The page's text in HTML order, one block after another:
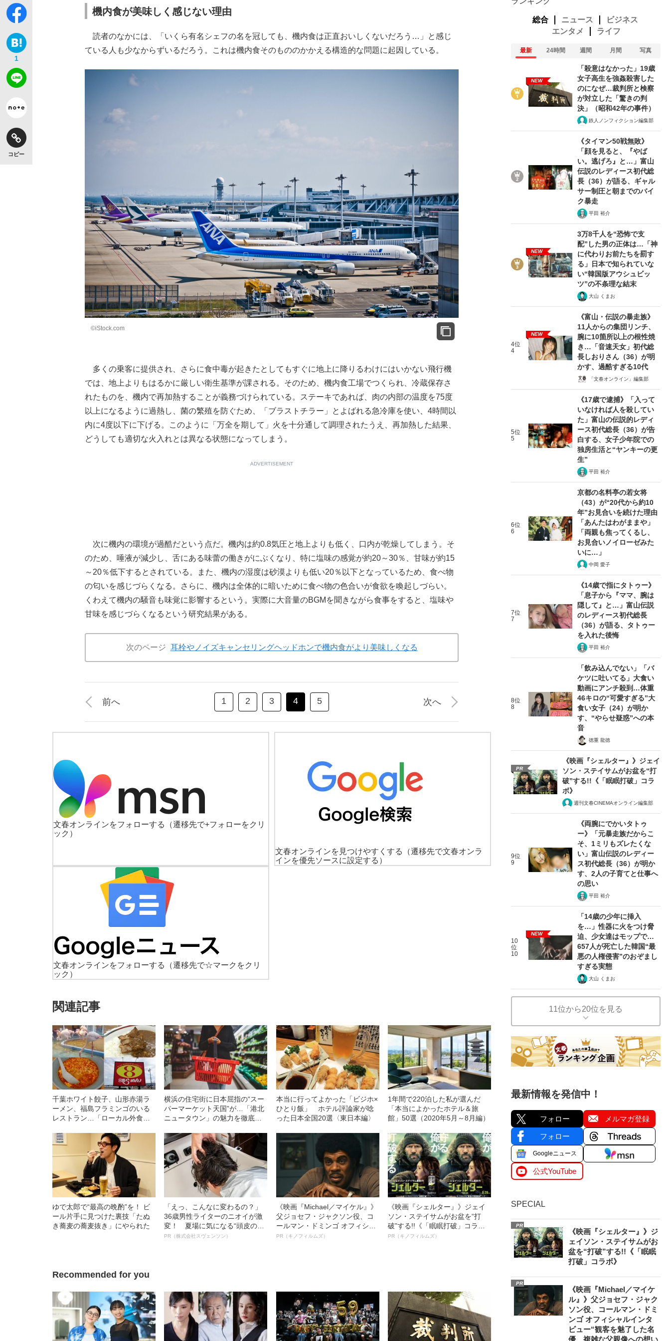
1
コピー
機内食が美味しく感じない理由
読者のなかには、「いくら有名シェフの名を冠しても、機内食は正直おいしくないだろう…」と感じ
ている人も少なからずいるだろう。これは機内食そのもののかかえる構造的な問題に起因している。
©iStock.com
多くの乗客に提供され、さらに食中毒が起きたとしてもすぐに地上に降りるわけにはいかない飛行機
では、地上よりもはるかに厳しい衛生基準が課される。そのため、機内食工場でつくられ、冷蔵保存さ
れたものを、機内で再加熱することが義務づけられている。ステーキであれば、肉の内部の温度を75度
以上になるように過熱し、菌の繁殖を防ぐため、「ブラストチラー」とよばれる急冷庫を使い、4時間以
内に4度以下に下げる。このように「万全を期して」火を十分通して調理されたうえ、再加熱した結果、
どうしても適切な火入れとは異なる状態になってしまう。
ADVERTISEMENT
次に機内の環境が過酷だという点だ。機内は約0.8気圧と地上よりも低く、口内が乾燥してしまう。そ
のため、唾液が減少し、舌にある味蕾の働きがにぶくなり、特に塩味の感覚が約20～30％、甘味が約15
～20％低下するとされている。また、機内の湿度は砂漠よりも低い20％以下となっているため、食べ物
の匂いを感じづらくなる。さらに、機内は全体的に暗いために食べ物の色合いが食欲を喚起しづらい。
くわえて機内の騒音も味覚に影響するという。実際に大音量のBGMを聞きながら食事をすると、塩味や
甘味を感じづらくなるという研究結果がある。
次のページ 耳栓やノイズキャンセリングヘッドホンで機内食がより美味しくなる
前へ 1 2 3 4 5 次へ
文春オンラインをフォローする
（遷移先で+フォローをクリ
ック）
文春オンラインを見つけやすくする
（遷移先で文春オンラ
インを優先ソースに設定する）
文春オンラインをフォローする
（遷移先で☆マークをクリ
ック）
関連記事
千葉ホワイト餃子、山形赤湯ラ
ーメン、福島フラミンゴのいる
レストラン…「ローカル外食チ
本編》
横浜の住宅街に日本屈指の“スー
パーマーケット天国”が…「港北
ニュータウン」の魅力を徹底ル
本当に行ってよかった「ビジホ×
ひとり飯」 ホテル評論家が唸
った日本全国20選〈東日本編〉
1年間で220泊した私が選んだ
「本当によかったホテル＆旅
館」50選（2020年5月～8月編）
ゆで太郎で“最高の晩酌”を！ ビ
ール片手に見つけた裏技「たぬ
き蕎麦の蕎麦抜き」にやられた
「えっ、こんなに変わるの？」
36歳男性ライターのニオイが激
変！ 夏場に気になる“頭皮のニ
オイ”や“ベタつき”を解消す
PR（株式会社スヴェンソン）
《映画『Michael／マイケル』》
父ジョセフ・ジャクソン役、コ
ールマン・ドミンゴ オフィシャ
ルインタビュー“観客を魅了した
PR（キノフィルムズ）
《映画『シェルター』》ジェイ
ソン・ステイサムがお盆を“打
破”する!!《「眠眠打破」コラ
ボ》
PR（キノフィルムズ）
Recommended for you
総合 ニュース
ビジネス
エンタメ
ライフ
最新 24時間 週間 月間 写真
NEW
「殺意はなかった」19歳
女子高生を強姦殺害した
のになぜ…裁判所と検察
が対立した「驚きの判
決」（昭和42年の事件）
鉄人ノンフィクション編集部
《タイマン50戦無敗》
「顔を見ると、『やば
い。逃げろ』と…」富山
伝説のレディース初代総
長（36）が語る、ギャル
サー制圧と朝までのバイ
ク暴走
平田 裕介
NEW
3万8千人を“恐怖で支
配”した男の正体は…「神
に代わりお前たちを罰す
る」日本で知られていな
い“韓国版アウシュビッ
ツ”の不条理な結末
大山 くまお
4位
4
NEW
《富山・伝説の暴走族》
11人からの集団リンチ、
腕に10箇所以上の根性焼
き…「音速天女」初代総
長しおりさん（36）が明
かす、過酷すぎる10代
「文春オンライン」編集部
5位
5
《17歳で逮捕》「入って
いなければ人を殺してい
た」富山の伝説的レディ
ース初代総長（36）が告
白する、女子少年院での
独房生活と“ヤンキーの更
生”
平田 裕介
6位
6
京都の名料亭の若女将
（43）が“20代から約10
年”お見合いを続けた理由
「あんたはわがままや」
「両親も焦ってくるし、
お見合いノイローゼみた
いに…」
中岡 愛子
7位
7
《14歳で指にタトゥー》
「息子から『ママ、腕は
隠して』と…」富山伝説
のレディース初代総長
（36）が語る、タトゥー
を入れた後悔
平田 裕介
8位
8
「飲み込んでない」「バ
ケツに吐いてる」大食い
動画にアンチ殺到…体重
46キロの“可愛すぎる”大
食い女子（24）が明か
す、“やらせ疑惑”への本
音
徳重 龍徳
PR
《映画『シェルター』》ジェイ
ソン・ステイサムがお盆を“打
破”する!!《「眠眠打破」コラ
ボ》
週刊文春CINEMAオンライン編集部
9位
9
《両腕にでかいタトゥ
ー》「元暴走族だからこ
そ、1ミリもズレたくな
い」富山伝説のレディー
ス初代総長（36）が明か
す、2人の子育てと仕事へ
の思い
平田 裕介
10
位
10
NEW
「14歳の少年に挿入
を…」性器に火をつけ脅
迫、少女達はモップで…
657人が死亡した韓国“最
悪の人権侵害”のおぞまし
すぎる実態
大山 くまお
11位から20位を見る
最新情報を発信中！
フォロー メルマガ登録
フォロー
Googleニュース
公式YouTube
SPECIAL
PR
《映画『シェルター』》ジ
ェイソン・ステイサムがお
盆を“打破”する!!《「眠眠
打破」コラボ》
PR
《映画『Michael／マイケ
ル』》父ジョセフ・ジャク
ソン役、コールマン・ドミ
ンゴ オフィシャルインタ
ビュー“観客を魅了した名